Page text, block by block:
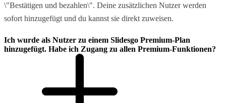
\"Bestätigen und bezahlen\". Deine zusätzlichen Nutzer werden
sofort hinzugefügt und du kannst sie direkt zuweisen.
Ich wurde als Nutzer zu einem Slidesgo Premium-Plan
hinzugefügt. Habe ich Zugang zu allen Premium-Funktionen?